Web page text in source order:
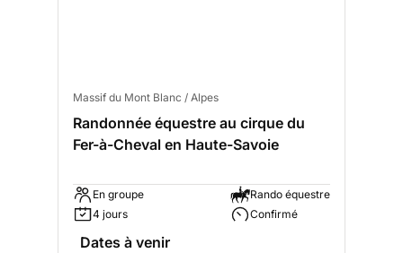
Massif du Mont Blanc / Alpes
Randonnée équestre au cirque du
Fer-à-Cheval en Haute-Savoie
En groupe
4 jours
Rando équestre
Confirmé
Dates à venir